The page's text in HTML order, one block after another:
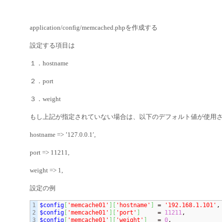
application/config/memcached.phpを作成する
設定する項目は
１．hostname
２．port
３．weight
もし上記が指定されていない場合は、以下のデフォルト値が使用
hostname => ’127.0.0.1′,
port => 11211,
weight => 1,
設定の例
1
2
3
$config [ 'memcache01' ] [ 'hostname' ] = '192.168.1.101'
$config [ 'memcache01' ] [ 'port' ]
     =
11211
$config [ 'memcache01' ] [ 'weight' ]
   =
0